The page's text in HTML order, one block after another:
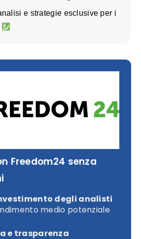
e strategie esclusive per i
Freedom24 senza
degli analisti
medio potenziale
e trasparenza